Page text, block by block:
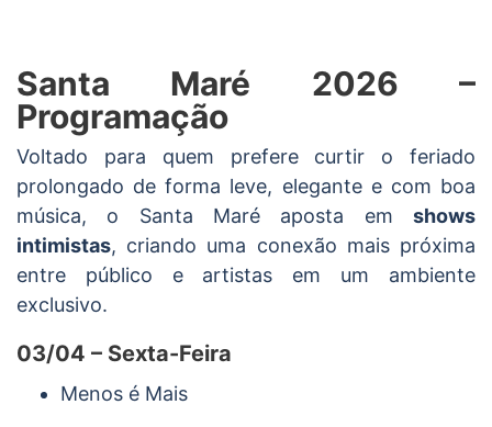
Santa Maré 2026 –
Programação
Voltado para quem prefere curtir o feriado
prolongado de forma leve, elegante e com boa
música, o Santa Maré aposta em shows
intimistas, criando uma conexão mais próxima
entre público e artistas em um ambiente
exclusivo.
03/04 – Sexta-Feira
Menos é Mais